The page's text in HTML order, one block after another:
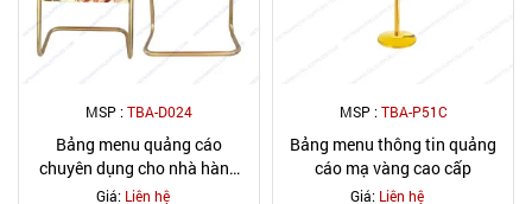
MSP :TBA-D024
Bảng menu quảng cáo
chuyên dụng cho nhà hàng
khổ lớn
Giá: Liên hệ
MSP :TBA-P51C
Bảng menu thông tin quảng
cáo mạ vàng cao cấp
Giá: Liên hệ